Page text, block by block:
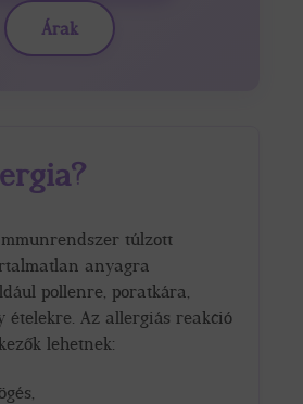
Árak
túlzott
anyagra
pollenre, poratkára,
ételekre. Az allergiás reakció
lehetnek: